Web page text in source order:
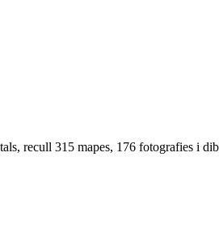
recull 315 mapes, 176 fotografies i